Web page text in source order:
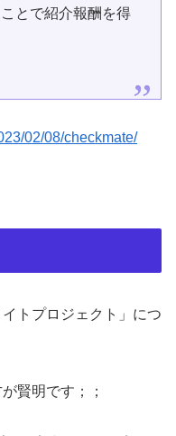
とで紹介報酬を得
02/08/checkmate/
トプロジェクト」につ
賢明です；；